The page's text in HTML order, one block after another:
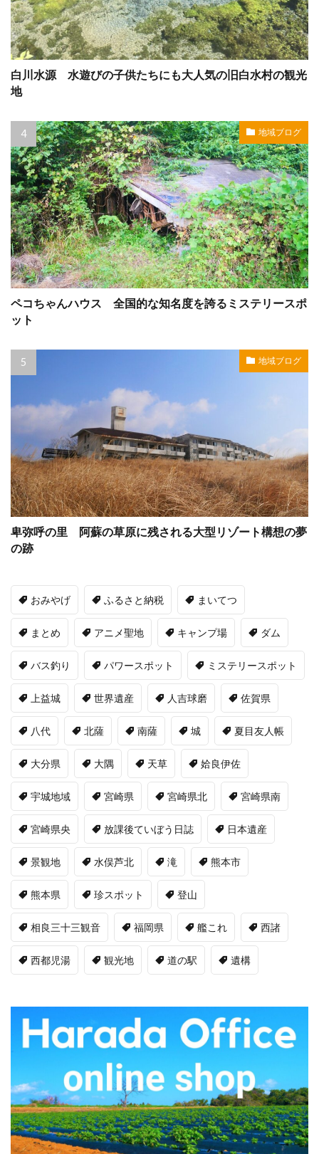
白川水源 水遊びの子供たちにも大人気の旧白水村の観光
地
地域ブログ
ペコちゃんハウス 全国的な知名度を誇るミステリースポ
ット
地域ブログ
卑弥呼の里 阿蘇の草原に残される大型リゾート構想の夢
の跡
おみやげ ふるさと納税 まいてつ
まとめ アニメ聖地 キャンプ場 ダム
バス釣り パワースポット ミステリースポット
上益城 世界遺産 人吉球磨 佐賀県
八代 北薩 南薩 城 夏目友人帳
大分県 大隅 天草 姶良伊佐
宇城地域 宮崎県 宮崎県北 宮崎県南
宮崎県央 放課後ていぼう日誌 日本遺産
景観地 水俣芦北 滝 熊本市
熊本県 珍スポット 登山
相良三十三観音 福岡県 艦これ 西諸
西都児湯 観光地 道の駅 遺構